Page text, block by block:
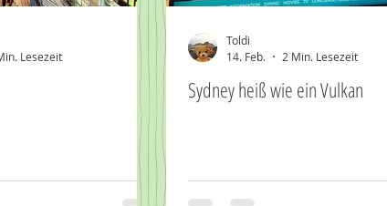
Lesezeit
Sydney heiß wie ein Vulkan
Toldi
14. Feb.
2 Min. Lesezeit